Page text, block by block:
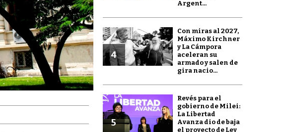
Argent...
4
Con miras al 2027,
Máximo Kirchner
y La Cámpora
aceleran su
armado y salen de
gira nacio...
5
Revés para el
gobierno de Milei:
La Libertad
Avanza dio de baja
el proyecto de Ley